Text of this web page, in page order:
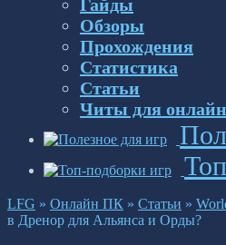
Гайды
Обзоры
Прохождения
Статистика
Статьи
Читы для
LFG » Онлайн ПК » Статьи »
в Дренор для Альянса и Орды?